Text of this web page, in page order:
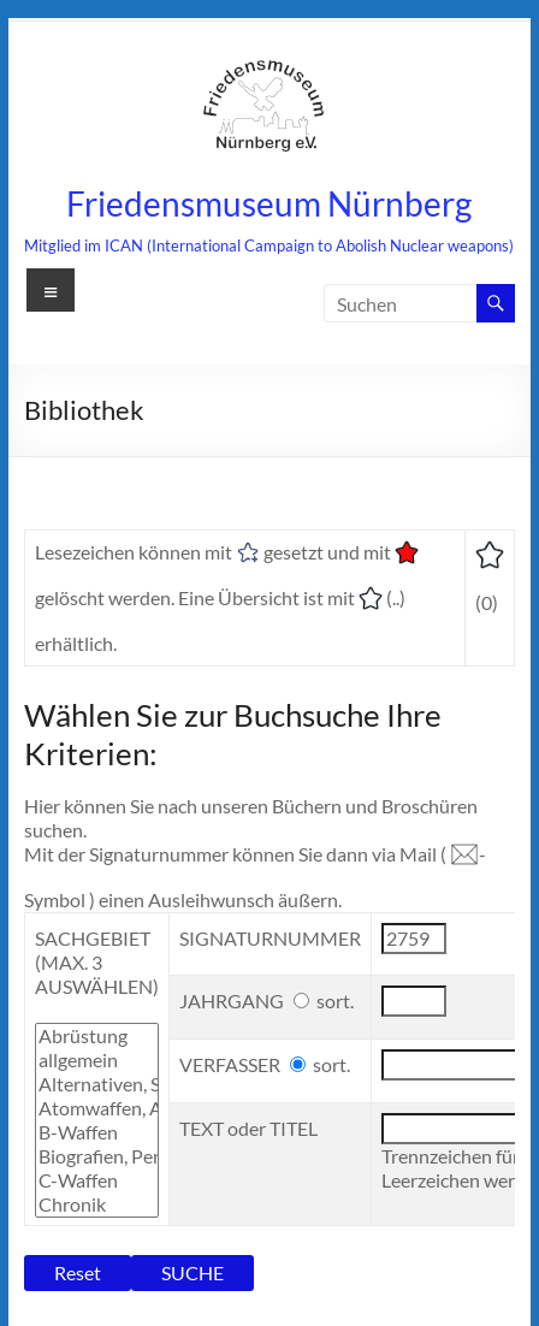
Friedensmuseum Nürnberg
Mitglied im ICAN (International Campaign to Abolish Nuclear weapons)
Menü
Bibliothek
Lesezeichen können mit
gesetzt und mit
gelöscht werden. Eine Übersicht ist mit
(..)
erhältlich.
(0)
Wählen Sie zur Buchsuche Ihre
Kriterien:
Hier können Sie nach unseren Büchern und Broschüren
suchen.
Mit der Signaturnummer können Sie dann via Mail (
-
Symbol ) einen Ausleihwunsch äußern.
SACHGEBIET
(MAX. 3
AUSWÄHLEN)
SIGNATURNUMMER
JAHRGANG sort.
VERFASSER sort.
TEXT oder TITEL
Trennzeichen für
Leerzeichen